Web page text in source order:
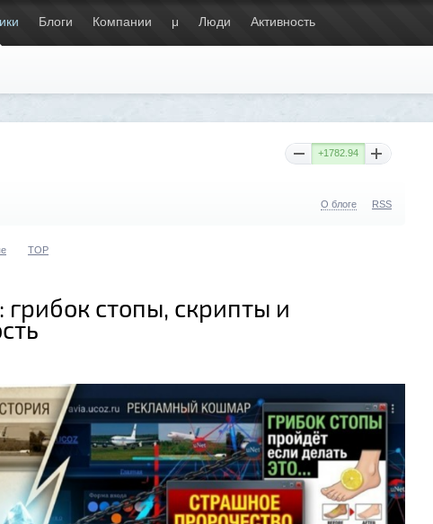
Блоги Компании μ Люди Активность
+1782.94
О блоге RSS
TOP
стопы, скрипты и